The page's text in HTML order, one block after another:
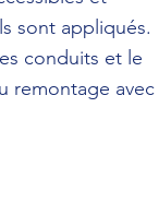
sont appliqués.
conduits et le
remontage avec